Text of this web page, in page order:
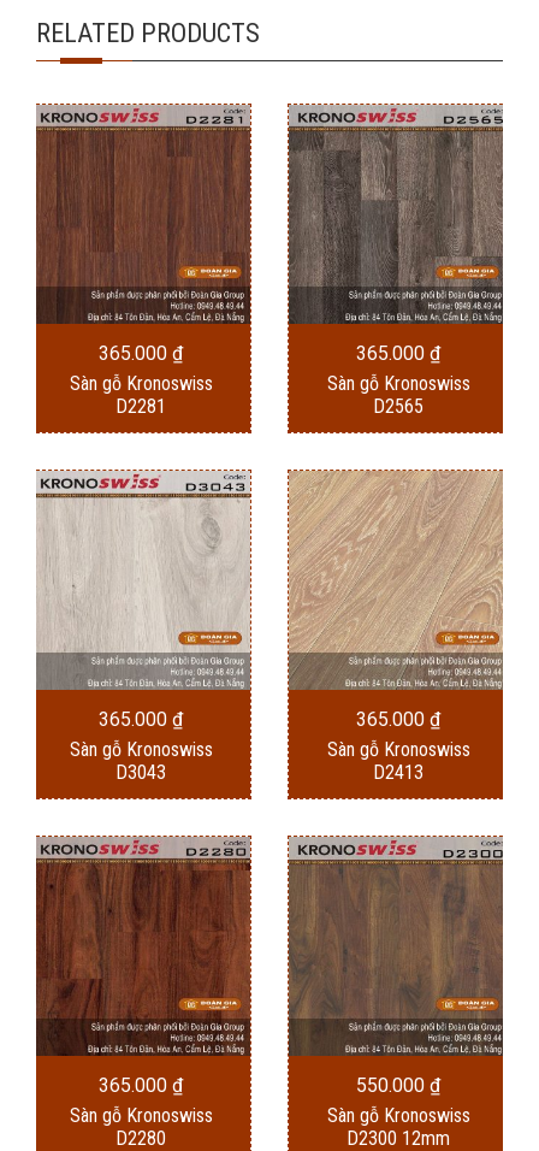
RELATED PRODUCTS
365.000 ₫
Sàn gỗ Kronoswiss
D2281
365.000 ₫
Sàn gỗ Kronoswiss
D2565
365.000 ₫
Sàn gỗ Kronoswiss
D3043
365.000 ₫
Sàn gỗ Kronoswiss
D2413
365.000 ₫
Sàn gỗ Kronoswiss
D2280
550.000 ₫
Sàn gỗ Kronoswiss
D2300 12mm